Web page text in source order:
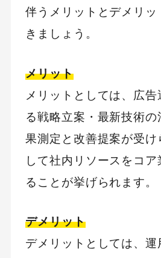
伴うメリットとデメリッ
きましょう。
メリット
メリットとしては、広告
る戦略立案・最新技術
果測定と改善提案が受け
して社内リソースをコア
ることが挙げられます。
デメリット
デメリットとしては、運